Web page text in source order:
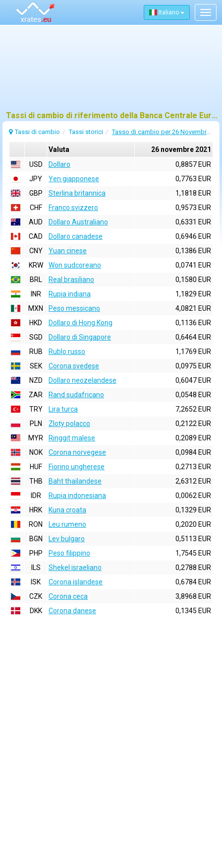
Italiano
Tassi di cambio di riferimento della Banca Centrale Europea (BCE) per 26 novembre 2021
Tassi di cambio Tassi storici Tasso di cambio per 26 Novembre 2021
Valuta
26 novembre 2021
USD
Dollaro
0,8857 EUR
JPY
Yen giapponese
0,7763 EUR
GBP
Sterlina britannica
1,1818 EUR
CHF
Franco svizzero
0,9573 EUR
AUD
Dollaro Australiano
0,6331 EUR
CAD
Dollaro canadese
0,6946 EUR
CNY
Yuan cinese
0,1386 EUR
KRW
Won sudcoreano
0,0741 EUR
BRL
Real brasiliano
0,1580 EUR
INR
Rupia indiana
1,1829 EUR
MXN
Peso messicano
4,0821 EUR
HKD
Dollaro di Hong Kong
0,1136 EUR
SGD
Dollaro di Singapore
0,6464 EUR
RUB
Rublo russo
1,1769 EUR
SEK
Corona svedese
0,0975 EUR
NZD
Dollaro neozelandese
0,6047 EUR
ZAR
Rand sudafricano
0,0548 EUR
TRY
Lira turca
7,2652 EUR
PLN
Zloty polacco
0,2122 EUR
MYR
Ringgit malese
0,2089 EUR
NOK
Corona norvegese
0,0984 EUR
HUF
Fiorino ungherese
0,2713 EUR
THB
Baht thailandese
2,6312 EUR
IDR
Rupia indonesiana
0,0062 EUR
HRK
Kuna croata
0,1329 EUR
RON
Leu rumeno
0,2020 EUR
BGN
Lev bulgaro
0,5113 EUR
PHP
Peso filippino
1,7545 EUR
ILS
Shekel israeliano
0,2788 EUR
ISK
Corona islandese
0,6784 EUR
CZK
Corona ceca
3,8968 EUR
DKK
Corona danese 0,1345 EUR